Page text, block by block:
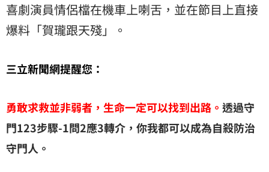
喜劇演員情侶檔在機車上喇舌，並在節目上直接
爆料「賀瓏跟天殘」。
三立新聞網提醒您：
勇敢求救並非弱者，生命一定可以找到出路。 透過守
門123步驟-1問2應3轉介，你我都可以成為自殺防治
守門人。